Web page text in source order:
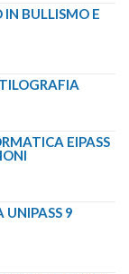
IN BULLISMO E
EIPASS
9